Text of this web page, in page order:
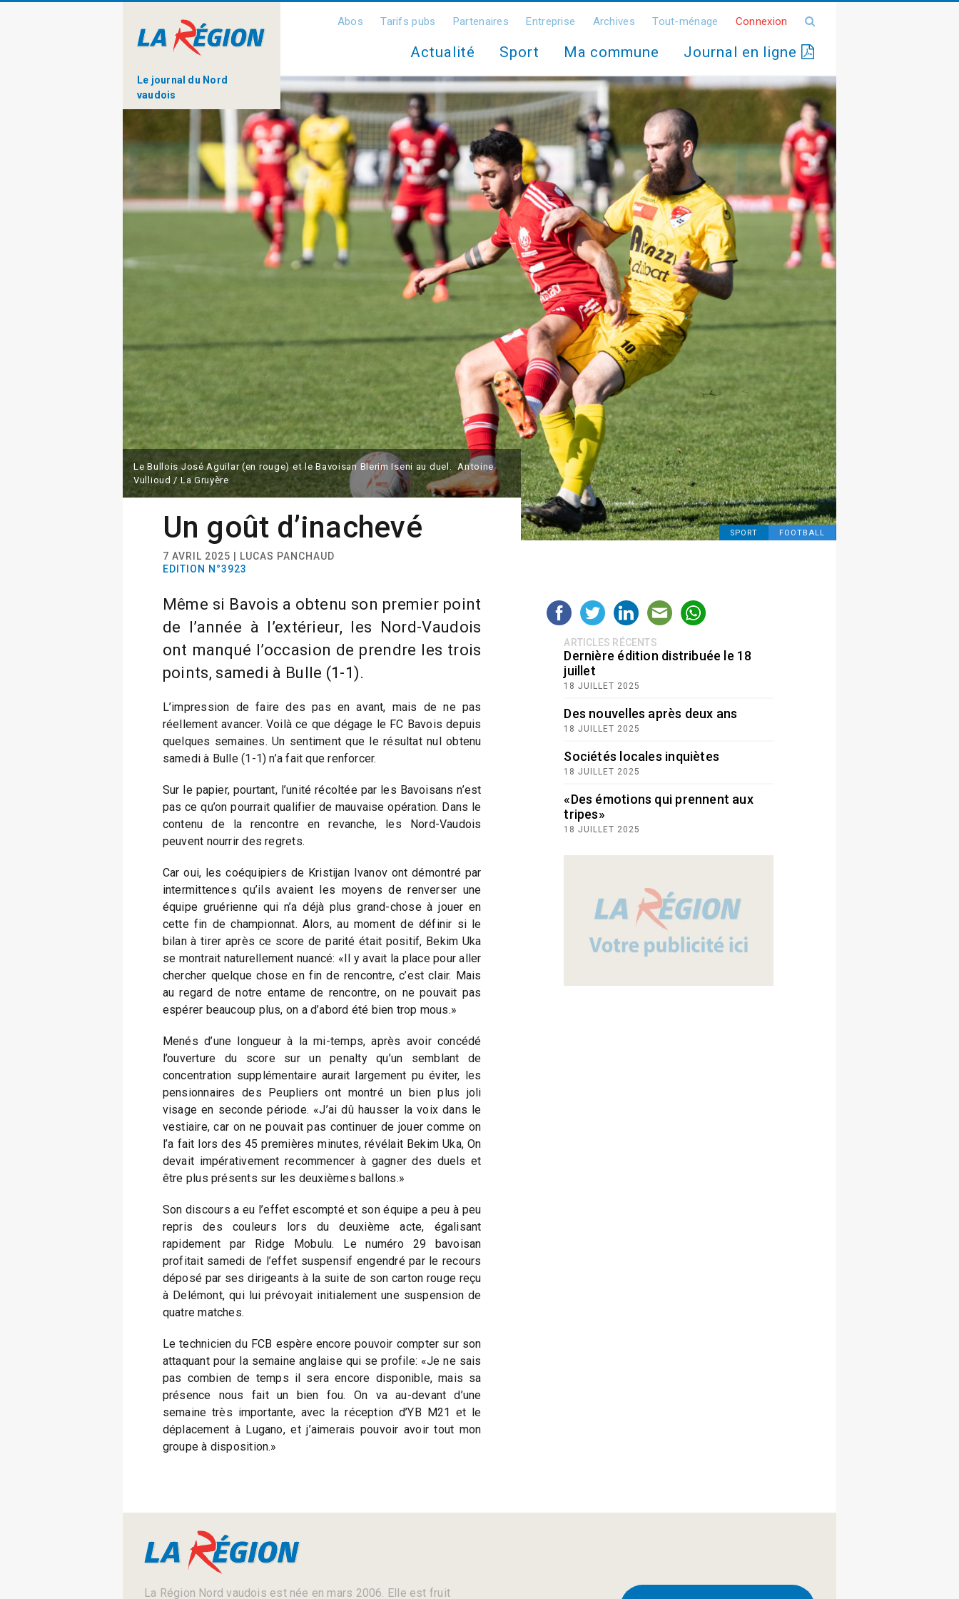
Le journal du Nord
vaudois
Abos Tarifs pubs Partenaires Entreprise Archives Tout-ménage Connexion
Actualité Sport Ma commune Journal en ligne
SPORT FOOTBALL
Le Bullois José Aguilar (en rouge) et le Bavoisan Blerim Iseni au duel. Antoine
Vullioud / La Gruyère
Un goût d’inachevé
7 AVRIL 2025 | LUCAS PANCHAUD
EDITION N°3923
Même si Bavois a obtenu son premier point
de l’année à l’extérieur, les Nord-Vaudois
ont manqué l’occasion de prendre les trois
points, samedi à Bulle (1-1).
L’impression de faire des pas en avant, mais de ne pas
réellement avancer. Voilà ce que dégage le FC Bavois depuis
quelques semaines. Un sentiment que le résultat nul obtenu
samedi à Bulle (1-1) n’a fait que renforcer.
Sur le papier, pourtant, l’unité récoltée par les Bavoisans n’est
pas ce qu’on pourrait qualifier de mauvaise opération. Dans le
contenu de la rencontre en revanche, les Nord-Vaudois
peuvent nourrir des regrets.
Car oui, les coéquipiers de Kristijan Ivanov ont démontré par
intermittences qu’ils avaient les moyens de renverser une
équipe gruérienne qui n’a déjà plus grand-chose à jouer en
cette fin de championnat. Alors, au moment de définir si le
bilan à tirer après ce score de parité était positif, Bekim Uka
se montrait naturellement nuancé: «Il y avait la place pour aller
chercher quelque chose en fin de rencontre, c’est clair. Mais
au regard de notre entame de rencontre, on ne pouvait pas
espérer beaucoup plus, on a d’abord été bien trop mous.»
Menés d’une longueur à la mi-temps, après avoir concédé
l’ouverture du score sur un penalty qu’un semblant de
concentration supplémentaire aurait largement pu éviter, les
pensionnaires des Peupliers ont montré un bien plus joli
visage en seconde période. «J’ai dû hausser la voix dans le
vestiaire, car on ne pouvait pas continuer de jouer comme on
l’a fait lors des 45 premières minutes, révélait Bekim Uka, On
devait impérativement recommencer à gagner des duels et
être plus présents sur les deuxièmes ballons.»
Son discours a eu l’effet escompté et son équipe a peu à peu
repris des couleurs lors du deuxième acte, égalisant
rapidement par Ridge Mobulu. Le numéro 29 bavoisan
profitait samedi de l’effet suspensif engendré par le recours
déposé par ses dirigeants à la suite de son carton rouge reçu
à Delémont, qui lui prévoyait initialement une suspension de
quatre matches.
Le technicien du FCB espère encore pouvoir compter sur son
attaquant pour la semaine anglaise qui se profile: «Je ne sais
pas combien de temps il sera encore disponible, mais sa
présence nous fait un bien fou. On va au-devant d’une
semaine très importante, avec la réception d’YB M21 et le
déplacement à Lugano, et j’aimerais pouvoir avoir tout mon
groupe à disposition.»
ARTICLES RÉCENTS
Dernière édition distribuée le 18
juillet
18 JUILLET 2025
Des nouvelles après deux ans
18 JUILLET 2025
Sociétés locales inquiètes
18 JUILLET 2025
«Des émotions qui prennent aux
tripes»
18 JUILLET 2025
La Région Nord vaudois est née en mars 2006. Elle est fruit